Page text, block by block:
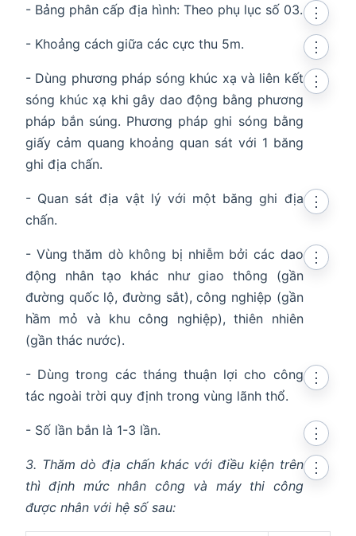
- Bảng phân cấp địa hình: Theo phụ lục số 03.
⋮
- Khoảng cách giữa các cực thu 5m.
⋮
- Dùng phương pháp sóng khúc xạ và liên kết
sóng khúc xạ khi gây dao động bằng phương
pháp bắn súng. Phương pháp ghi sóng bằng
giấy cảm quang khoảng quan sát với 1 băng
ghi địa chấn.
⋮
- Quan sát địa vật lý với một băng ghi địa
chấn.
⋮
- Vùng thăm dò không bị nhiễm bởi các dao
động nhân tạo khác như giao thông (gần
đường quốc lộ, đường sắt), công nghiệp (gần
hầm mỏ và khu công nghiệp), thiên nhiên
(gần thác nước).
⋮
- Dùng trong các tháng thuận lợi cho công
tác ngoài trời quy định trong vùng lãnh thổ.
⋮
- Số lần bắn là 1-3 lần.
⋮
3. Thăm dò địa chấn khác với điều kiện trên
thì định mức nhân công và máy thi công
được nhân với hệ số sau:
⋮